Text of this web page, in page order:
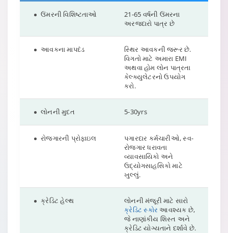
ઉંમરની વિશિષ્ટતાઓ
21-65 વર્ષની ઉંમરના
અરજદારો પાત્ર છે
આવકના માપદંડ
સ્થિર આવકની જરૂર છે.
વિગતો માટે અમારા EMI
અથવા હોમ લોન પાત્રતા
કેલ્ક્યુલેટરનો ઉપયોગ
કરો.
લોનની મુદત 5-30yrs
રોજગારની પ્રોફાઇલ
પગારદાર કર્મચારીઓ, સ્વ-
રોજગાર ધરાવતા
વ્યાવસાયિકો અને
ઉદ્યોગસાહસિકો માટે
ખુલ્લું.
ક્રેડિટ હેલ્થ
લોનની મંજૂરી માટે સારો
ક્રેડિટ સ્કોર આવશ્યક છે,
જે નાણાંકીય શિસ્ત અને
ક્રેડિટ યોગ્યતાને દર્શાવે છે.